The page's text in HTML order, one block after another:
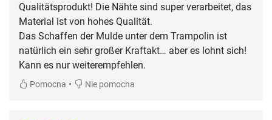
Qualitätsprodukt! Die Nähte sind super verarbeitet, das
Material ist von hohes Qualität.
Das Schaffen der Mulde unter dem Trampolin ist
natürlich ein sehr großer Kraftakt… aber es lohnt sich!
Kann es nur weiterempfehlen.
Pomocna • Nie pomocna